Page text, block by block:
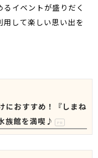
イベントが盛りだく
して楽しい思い出を
におすすめ！『しまね
族館を満喫♪
PR